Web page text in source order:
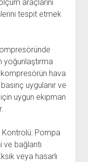
araçlarını
tespit etmek
yoğunlaştırma
hava
uygulanır ve
uygun ekipman
Kontrolü: Pompa
bağlantı
veya hasarlı